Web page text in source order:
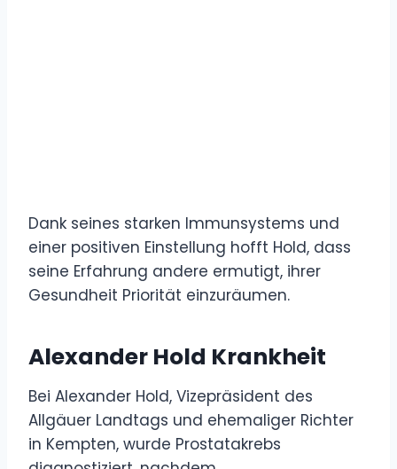
Dank seines starken Immunsystems und
einer positiven Einstellung hofft Hold, dass
seine Erfahrung andere ermutigt, ihrer
Gesundheit Priorität einzuräumen.
Alexander Hold Krankheit
Bei Alexander Hold, Vizepräsident des
Allgäuer Landtags und ehemaliger Richter
in Kempten, wurde Prostatakrebs